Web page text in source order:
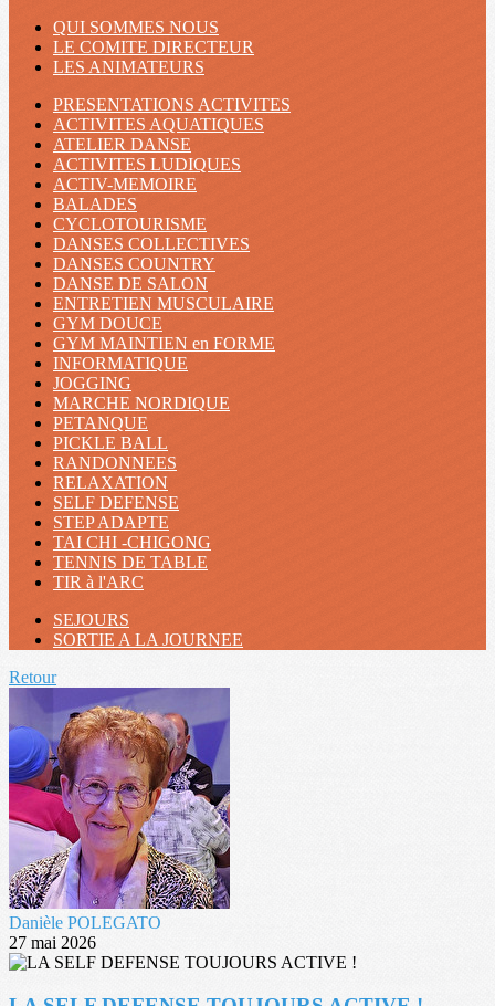
QUI SOMMES NOUS
LE COMITE DIRECTEUR
LES ANIMATEURS
PRESENTATIONS ACTIVITES
ACTIVITES AQUATIQUES
ATELIER DANSE
ACTIVITES LUDIQUES
ACTIV-MEMOIRE
BALADES
CYCLOTOURISME
DANSES COLLECTIVES
DANSES COUNTRY
DANSE DE SALON
ENTRETIEN MUSCULAIRE
GYM DOUCE
GYM MAINTIEN en FORME
INFORMATIQUE
JOGGING
MARCHE NORDIQUE
PETANQUE
PICKLE BALL
RANDONNEES
RELAXATION
SELF DEFENSE
STEP ADAPTE
TAI CHI -CHIGONG
TENNIS DE TABLE
TIR à l'ARC
SEJOURS
SORTIE A LA JOURNEE
Retour
Danièle POLEGATO
27 mai 2026